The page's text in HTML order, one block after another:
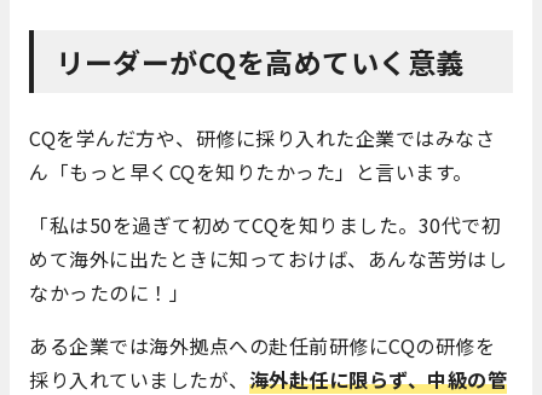
リーダーがCQを高めていく意義
CQを学んだ方や、研修に採り入れた企業ではみなさ
ん「もっと早くCQを知りたかった」と言います。
「私は50を過ぎて初めてCQを知りました。30代で初
めて海外に出たときに知っておけば、あんな苦労はし
なかったのに！」
ある企業では海外拠点への赴任前研修にCQの研修を
採り入れていましたが、 海外赴任に限らず、中級の管